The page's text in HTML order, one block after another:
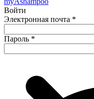
Войти
Электронная почта *
Пароль *